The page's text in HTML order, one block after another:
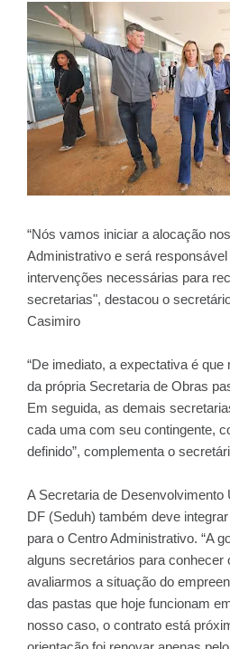
“Nós vamos iniciar a alocação
Administrativo e será
intervenções necessárias para
secretarias", destacou o
Casimiro
“De imediato, a expectativa é
da própria Secretaria de Obras
Em seguida, as demais
cada uma com seu contingente,
definido”, complementa o
A Secretaria de Desenvolvimento
DF (Seduh) também deve
para o Centro Administrativo. “A
alguns secretários para conhecer
avaliarmos a situação do
das pastas que hoje funcionam
nosso caso, o contrato está